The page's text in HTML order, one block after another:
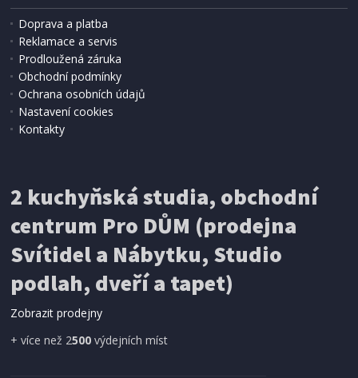
199 Kč Přidat do košíku
SÍŤ PROTI HMYZU
ProGarden KO-CY5910600 Síť proti hmyzu do
dveří magnetická 210 x 100 cm
Doprava a platba
Reklamace a servis
Prodloužená záruka
Obchodní podmínky
Ochrana osobních údajů
Nastavení cookies
Kontakty
2 kuchyňská studia, obchodní
centrum Pro DŮM (prodejna
Svítidel a Nábytku, Studio
podlah, dveří a tapet)
Zobrazit prodejny
+ více než 2500 výdejních míst